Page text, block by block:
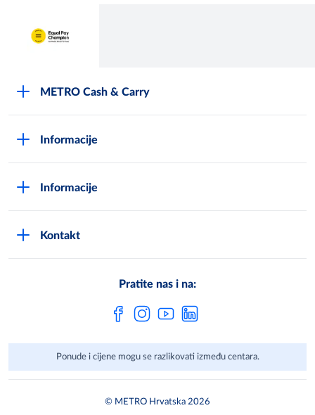
METRO Cash & Carry
DPN zaštita podatak
Informacije
Informacije
Kontakt
Pratite nas i na:
Ponude i cijene mogu se razlikovati između centara.
© METRO Hrvatska 2026